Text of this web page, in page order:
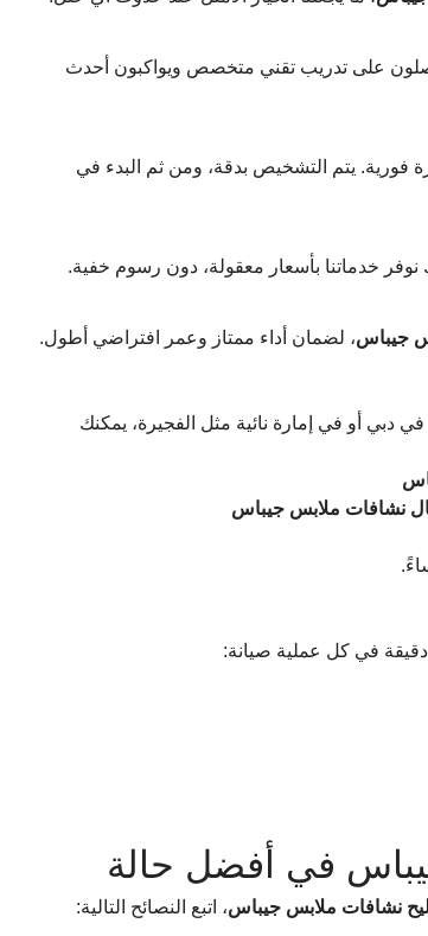
على تدريب تقني متخصص ويواكبون أحدث
فورية. يتم التشخيص بدقة، ومن ثم البدء في
نوفر خدماتنا بأسعار معقولة، دون رسوم خفية.
جيباس، لضمان أداء ممتاز وعمر افتراضي أطول.
في دبي أو في إمارة نائية مثل الفجيرة، يمكنك
نشافات ملابس جيباس
في كل عملية صيانة:
في أفضل حالة
نشافات ملابس جيباس، اتبع النصائح التالية: